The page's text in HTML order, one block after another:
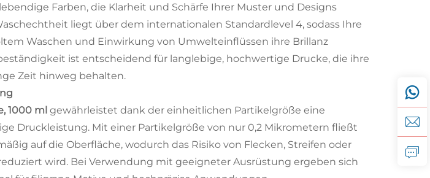
Farben, die Klarheit und Schärfe Ihrer Muster und Designs
liegt über dem internationalen Standardlevel 4, sodass Ihre
Waschen und Einwirkung von Umwelteinflüssen ihre Brillanz
ist entscheidend für langlebige, hochwertige Drucke, die ihre
Zeit hinweg behalten.
1000 ml gewährleistet dank der einheitlichen Partikelgröße eine
Druckleistung. Mit einer Partikelgröße von nur 0,2 Mikrometern fließt
auf die Oberfläche, wodurch das Risiko von Flecken, Streifen oder
wird. Bei Verwendung mit geeigneter Ausrüstung ergeben sich